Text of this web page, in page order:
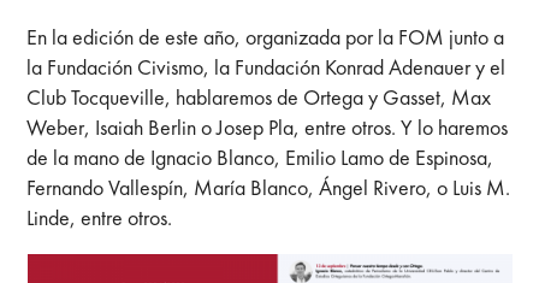
En la edición de este año, organizada por la FOM junto a
la Fundación Civismo, la Fundación Konrad Adenauer y el
Club Tocqueville, hablaremos de Ortega y Gasset, Max
Weber, Isaiah Berlin o Josep Pla, entre otros. Y lo haremos
de la mano de Ignacio Blanco, Emilio Lamo de Espinosa,
Fernando Vallespín, María Blanco, Ángel Rivero, o Luis M.
Linde, entre otros.